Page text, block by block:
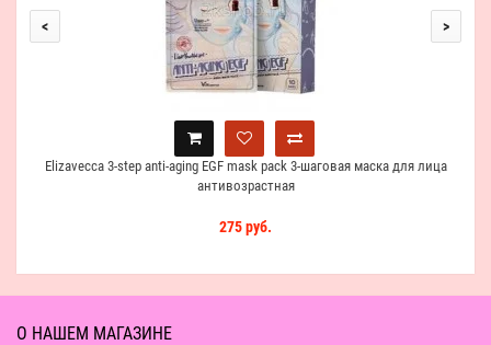
Elizavecca 3-step anti-aging EGF mask pack 3-шаговая маска для лица
антивозрастная
275 руб.
< >
О НАШЕМ МАГАЗИНЕ